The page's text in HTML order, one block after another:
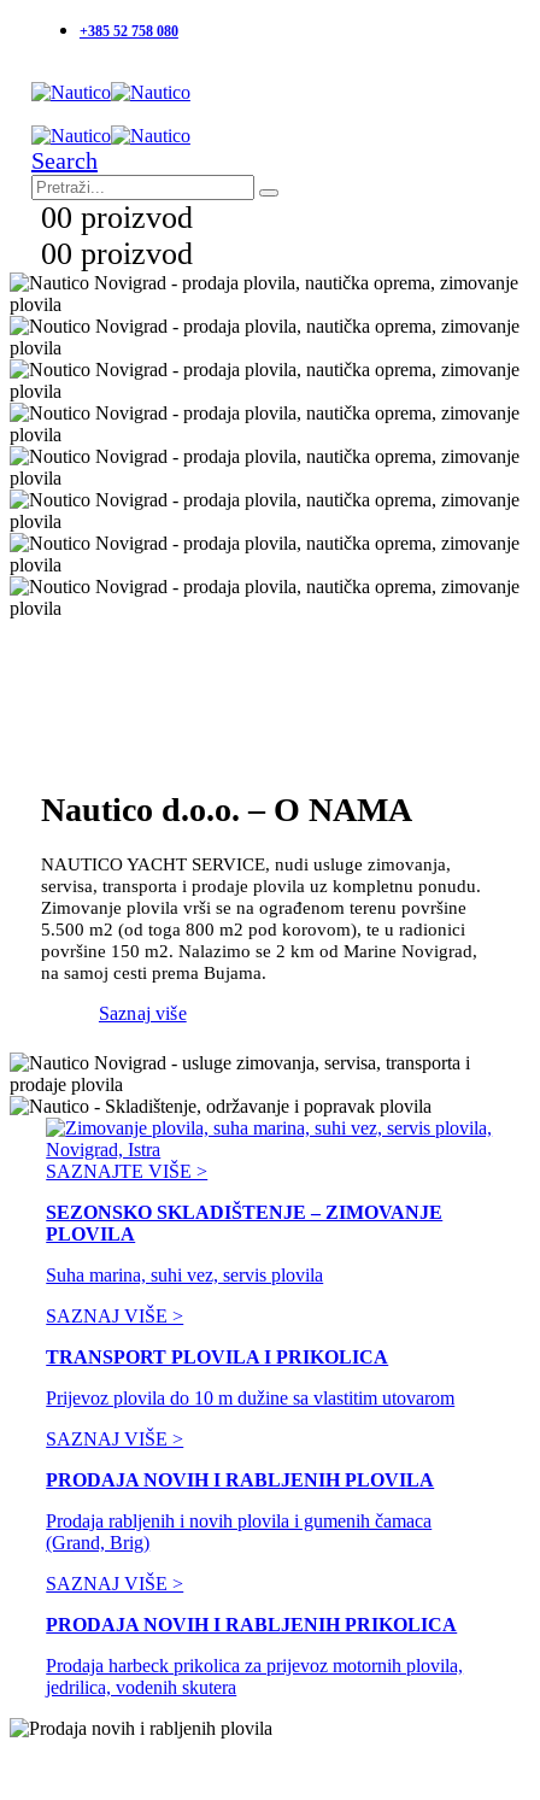
+385 52 758 080
Search
00 proizvod
00 proizvod
Nautico d.o.o. – O NAMA
NAUTICO YACHT SERVICE, nudi usluge zimovanja,
servisa, transporta i prodaje plovila uz kompletnu ponudu.
Zimovanje plovila vrši se na ograđenom terenu površine
5.500 m2 (od toga 800 m2 pod korovom), te u radionici
površine 150 m2. Nalazimo se 2 km od Marine Novigrad,
na samoj cesti prema Bujama.
Saznaj više
SAZNAJTE VIŠE >
SEZONSKO SKLADIŠTENJE – ZIMOVANJE
PLOVILA
Suha marina, suhi vez, servis plovila
SAZNAJ VIŠE >
TRANSPORT PLOVILA I PRIKOLICA
Prijevoz plovila do 10 m dužine sa vlastitim utovarom
SAZNAJ VIŠE >
PRODAJA NOVIH I RABLJENIH PLOVILA
Prodaja rabljenih i novih plovila i gumenih čamaca
(Grand, Brig)
SAZNAJ VIŠE >
PRODAJA NOVIH I RABLJENIH PRIKOLICA
Prodaja harbeck prikolica za prijevoz motornih plovila,
jedrilica, vodenih skutera